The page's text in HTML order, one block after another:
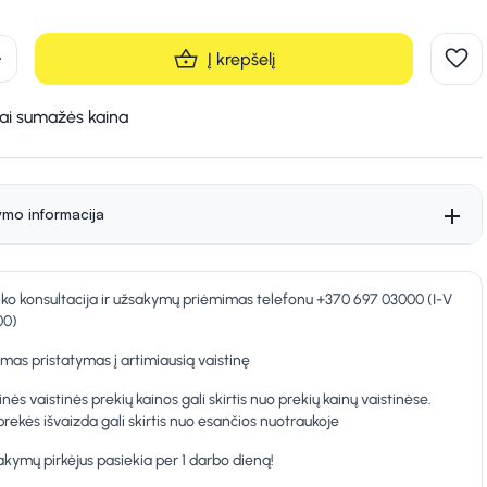
Į krepšelį
sumažės kaina
informacija
konsultacija ir užsakymų priėmimas telefonu +370 697 03000 (I-V
pristatymas į artimiausią vaistinę
vaistinės prekių kainos gali skirtis nuo prekių kainų vaistinėse.
išvaizda gali skirtis nuo esančios nuotraukoje
pirkėjus pasiekia per 1 darbo dieną!